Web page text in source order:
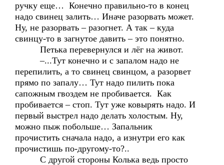
ручку еще… Конечно правильно-то в конец
надо свинец залить… Иначе разорвать может.
Ну, не разорвать – разогнет. А так – куда
свинцу-то в загнутое давить – это понятно.
Петька перевернулся и лёг на живот.
–...Тут конечно и с запалом надо не
перепилить, а то свинец свинцом, а разорвет
прямо по запалу… Тут надо пилить пока
сапожным гвоздем не пробивается. Как
пробивается – стоп. Тут уже ковырять надо. И
первый выстрел надо делать холостым. Ну,
можно пыж побольше… Запальник
прочистить сначала надо, а изнутри его как
прочистишь по-другому-то?..
С другой стороны Колька ведь просто